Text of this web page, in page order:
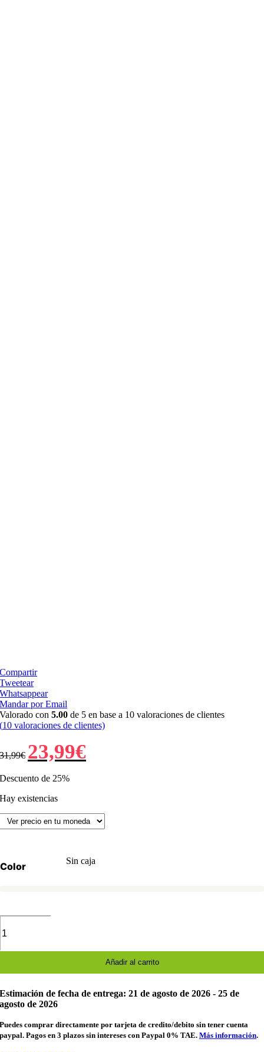
Compartir
Tweetear
Whatsappear
Mandar por Email
Valorado con5.00 de 5 en base a 10 valoraciones de clientes
(10 valoraciones de clientes)
31,99€
El
precio
era:
23,99€
Descuento de 25%
Hay existencias
Color Sin caja
Añadir al carrito
Estimación de fecha de entrega: 21 de agosto de 2026 - 25 de
agosto de 2026
Puedes comprar directamente por tarjeta de credito/debito sin tener cuenta
paypal. Pagos en 3 plazos sin intereses con Paypal 0% TAE.Más información.